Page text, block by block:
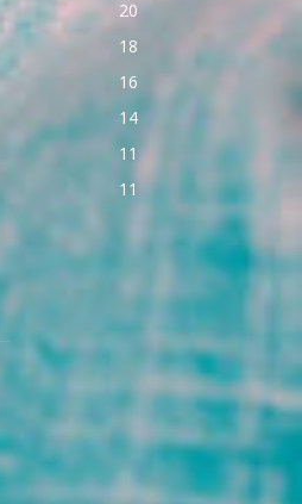
20
18
16
14
11
11